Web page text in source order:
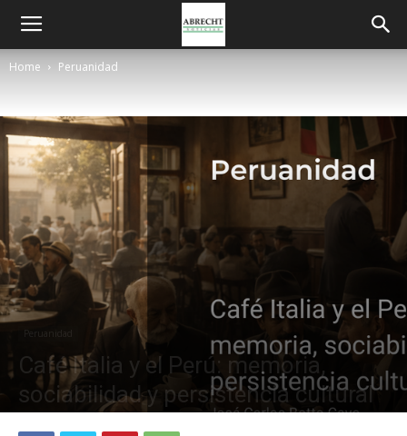
Home Peruanidad
Café Italia y el Perú: memoria,
sociabilidad y persistencia cultural